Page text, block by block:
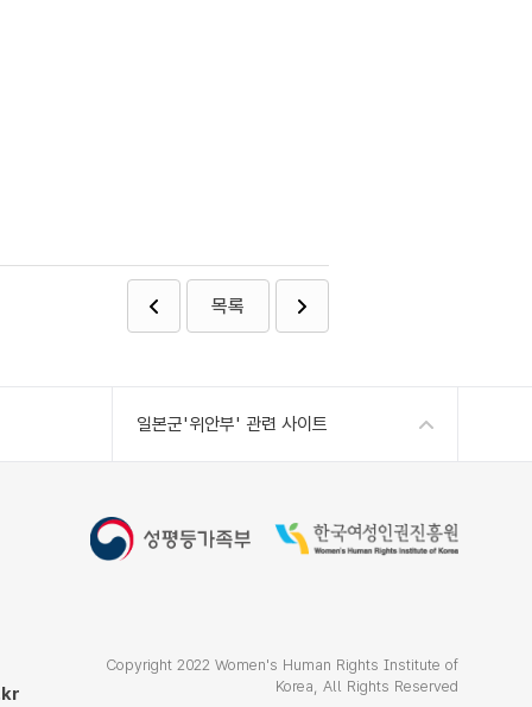
목록
일본군'위안부' 관련 사이트
Copyright 2022 Women's Human Rights Institute of
Korea, All Rights Reserved